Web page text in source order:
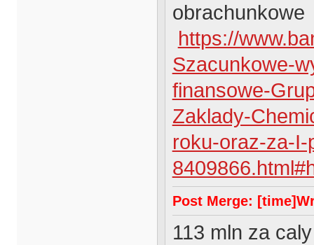
obrachunkowe
https://
Szacunkowe-
finansowe-
Zaklady-
roku-oraz-za-
Post Merge:
113 mln za